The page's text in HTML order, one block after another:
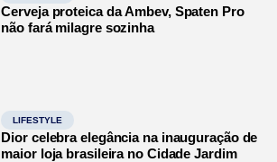
Cerveja proteica da Ambev, Spaten Pro
não fará milagre sozinha
LIFESTYLE
Dior celebra elegância na inauguração de
maior loja brasileira no Cidade Jardim